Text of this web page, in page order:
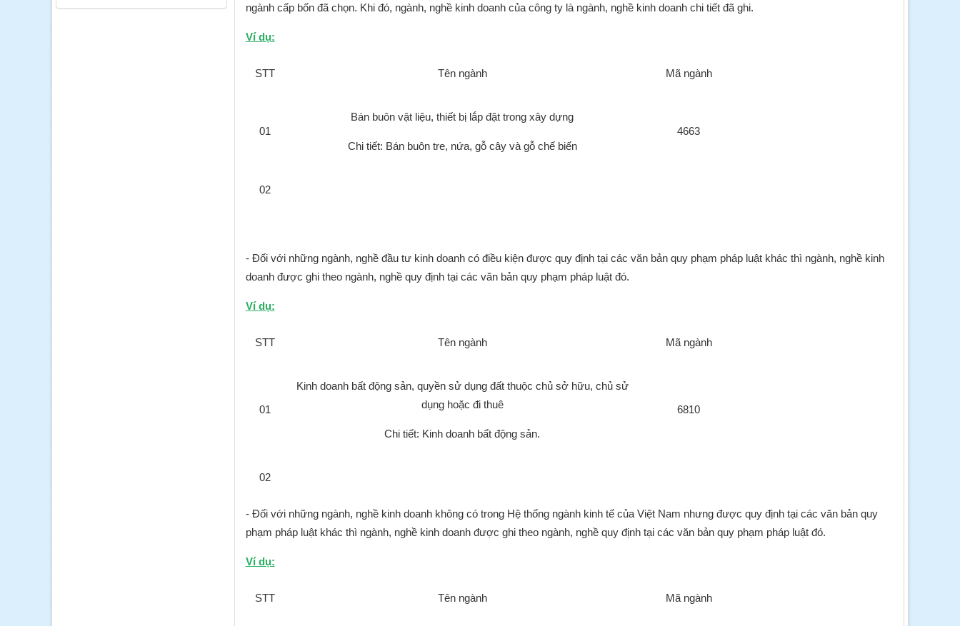
ngành cấp bốn đã chọn. Khi đó, ngành, nghề kinh doanh của công ty là ngành, nghề kinh doanh chi tiết đã ghi.
Ví dụ:
STT Tên ngành Mã ngành
01
Bán buôn vật liệu, thiết bị lắp đặt trong xây dựng
Chi tiết: Bán buôn tre, nứa, gỗ cây và gỗ chế biến
4663
02
- Đối với những ngành, nghề đầu tư kinh doanh có điều kiện được quy định tại các văn bản quy phạm pháp luật khác thì ngành, nghề kinh
doanh được ghi theo ngành, nghề quy định tại các văn bản quy phạm pháp luật đó.
Ví dụ:
STT Tên ngành Mã ngành
01
Kinh doanh bất động sản, quyền sử dụng đất thuộc chủ sở hữu, chủ sử
dụng hoặc đi thuê
Chi tiết: Kinh doanh bất động sản.
6810
02
- Đối với những ngành, nghề kinh doanh không có trong Hệ thống ngành kinh tế của Việt Nam nhưng được quy định tại các văn bản quy
phạm pháp luật khác thì ngành, nghề kinh doanh được ghi theo ngành, nghề quy định tại các văn bản quy phạm pháp luật đó.
Ví dụ:
STT Tên ngành Mã ngành